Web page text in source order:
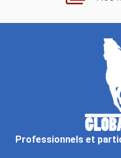
Professionnels et